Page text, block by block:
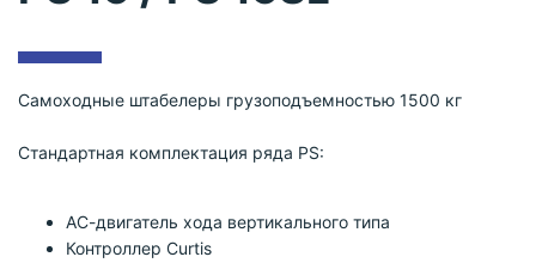
Самоходные штабелеры грузоподъемностью 1500 кг
Cтандартная комплектация ряда PS:
АС-двигатель хода вертикального типа
Контроллер Curtis